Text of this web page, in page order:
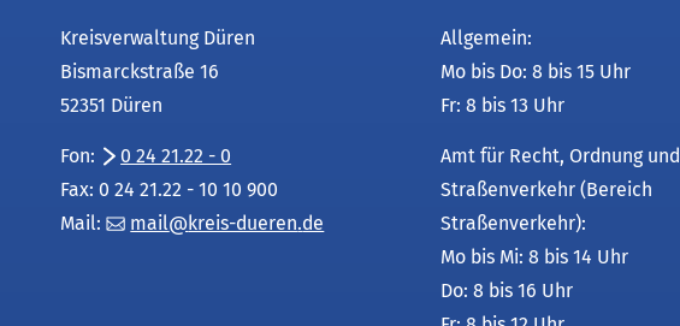
Kreisverwaltung Düren
Bismarckstraße 16
52351 Düren
Fon:
0 24 21.22 - 0
Fax: 0 24 21.22 - 10 10 900
Mail:
mail kreis-dueren de
Allgemein:
Mo bis Do: 8 bis 15 Uhr
Fr: 8 bis 13 Uhr
Amt für Recht, Ordnung und
Straßenverkehr (Bereich
Straßenverkehr):
Mo bis Mi: 8 bis 14 Uhr
Do: 8 bis 16 Uhr